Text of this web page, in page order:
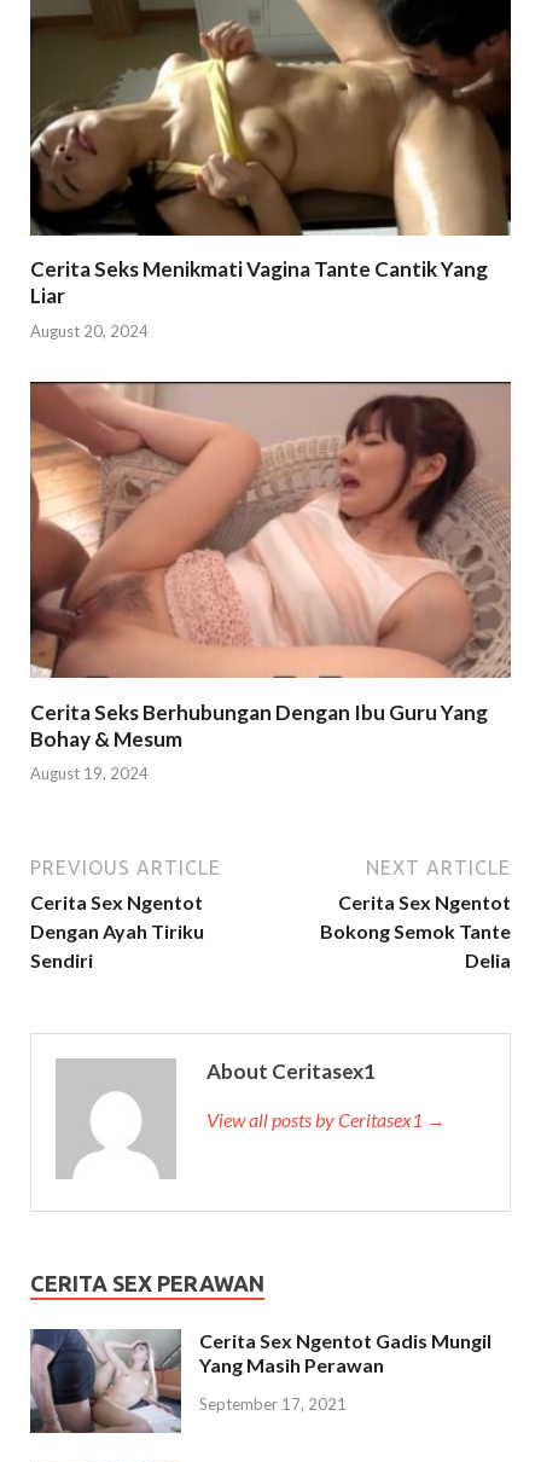
Cerita Seks Menikmati Vagina Tante Cantik Yang
Liar
August 20, 2024
Cerita Seks Berhubungan Dengan Ibu Guru Yang
Bohay & Mesum
August 19, 2024
PREVIOUS ARTICLE
Cerita Sex Ngentot
Dengan Ayah Tiriku
Sendiri
NEXT ARTICLE
Cerita Sex Ngentot
Bokong Semok Tante
Delia
About Ceritasex1
View all posts by Ceritasex1 →
CERITA SEX PERAWAN
Cerita Sex Ngentot Gadis Mungil
Yang Masih Perawan
September 17, 2021